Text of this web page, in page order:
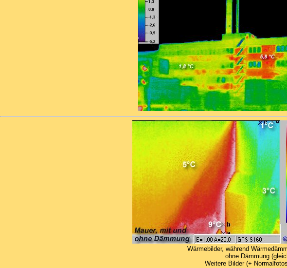
Wärmebilder, während
ohne Dämmung
Weitere Bilder (+